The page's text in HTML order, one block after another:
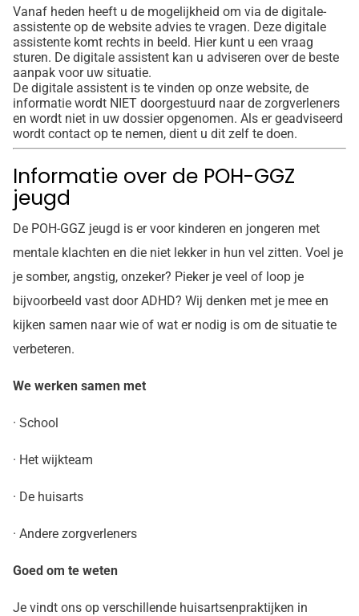
Vanaf heden heeft u de mogelijkheid om via de digitale-
assistente op de website advies te vragen. Deze digitale
assistente komt rechts in beeld. Hier kunt u een vraag
sturen. De digitale assistent kan u adviseren over de beste
aanpak voor uw situatie.
De digitale assistent is te vinden op onze website, de
informatie wordt NIET doorgestuurd naar de zorgverleners
en wordt niet in uw dossier opgenomen. Als er geadviseerd
wordt contact op te nemen, dient u dit zelf te doen.
Informatie over de POH-GGZ
jeugd
De POH-GGZ jeugd is er voor kinderen en jongeren met
mentale klachten en die niet lekker in hun vel zitten. Voel je
je somber, angstig, onzeker? Pieker je veel of loop je
bijvoorbeeld vast door ADHD? Wij denken met je mee en
kijken samen naar wie of wat er nodig is om de situatie te
verbeteren.
We werken samen met
· School
· Het wijkteam
· De huisarts
· Andere zorgverleners
Goed om te weten
Je vindt ons op verschillende huisartsenpraktijken in